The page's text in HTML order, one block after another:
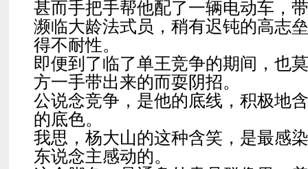
甚而手把手帮他配了一辆电动车，
濒临大龄法式员，稍有迟钝的高志
得不耐性。
即便到了临了单王竞争的期间，也
方一手带出来的而耍阴招。
公说念竞争，是他的底线，积极地
的底色。
我思，杨大山的这种含笑，是最感
东说念主感动的。